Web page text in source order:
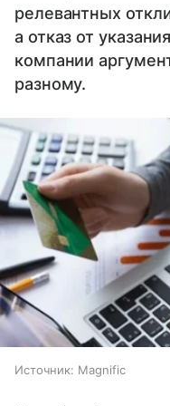
релевантных
а отказ от
компании
разному.
Источник: Magnific